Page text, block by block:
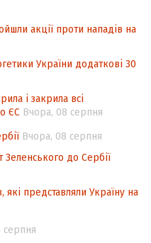
до
аспекти прав
(TRIPS) у
щодо
повторного
акції проти нападів на
України додаткові 30
і закрила всі
ЄС Вчора, 08 серпня
Вчора, 08 серпня
Зеленського до Сербії
які представляли Україну на
серпня